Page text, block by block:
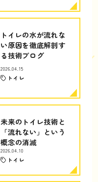
トイレの水が流れな
い原因を徹底解剖す
る技術ブログ
2026.04.15
トイレ
未来のトイレ技術と
「流れない」という
概念の消滅
2026.04.10
トイレ